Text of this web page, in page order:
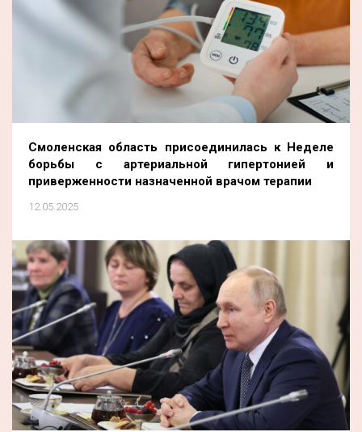
Смоленская область присоединилась к Неделе
борьбы с артериальной гипертонией и
приверженности назначенной врачом терапии
12.05.2025